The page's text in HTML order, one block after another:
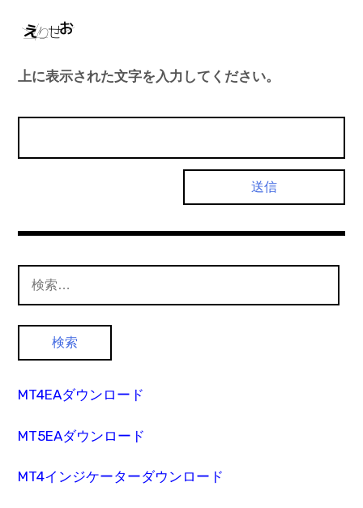
上に表示された文字を入力してください。
索:
MT4EAダウンロード
MT5EAダウンロード
MT4インジケーターダウンロード